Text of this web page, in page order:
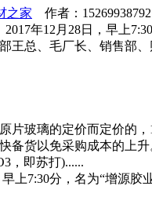
之家 作者：
12月28日，早上7:30
王总、毛厂长、销售部
片玻璃的定价而定价的
备货以免采购成本的上
，即苏打)......
上7:30分，名为“增源